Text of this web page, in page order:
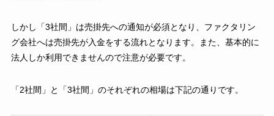
しかし「3社間」は売掛先への通知が必須となり、ファクタリン
グ会社へは売掛先が入金をする流れとなります。また、基本的に
法人しか利用できませんので注意が必要です。
「2社間」と「3社間」のそれぞれの相場は下記の通りです。